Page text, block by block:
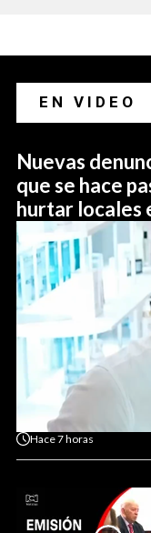
EN VIDEO
Nuevas
que se hace
hurtar locales
Hace7 horas